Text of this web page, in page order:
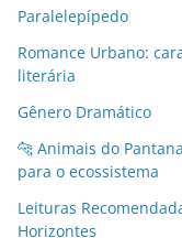
Paralelepípedo
Romance Urbano:
literária
Gênero Dramático
🐆 Animais do
para o ecossistema
Leituras
Horizontes